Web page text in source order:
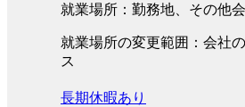
就業場所：勤務地、その他
就業場所の変更範囲：会社
ス
長期休暇あり